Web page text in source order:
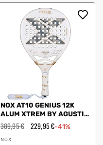
NOX AT10 GENIUS 12K
ALUM XTREM BY AGUSTIN
TAPIA 2026
Precio
habitual
389,95 € Precio
229,95 €-41%
Proveedor:
NOX